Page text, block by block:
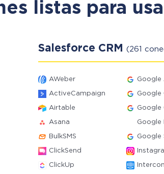
listas para
Salesforce CRM (261
AWeber Google
ActiveCampaign Google
Airtable Google
Asana Google
BulkSMS Google
ClickSend
ClickUp